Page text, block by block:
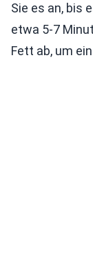
Sie es an, bis
etwa 5-7
Fett ab, um